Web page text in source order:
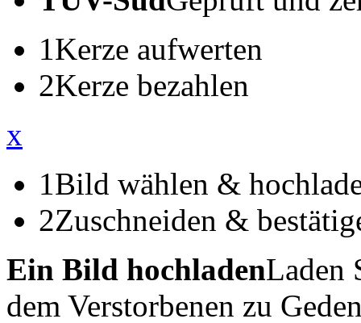
1Kerze aufwerten
2Kerze bezahlen
x
1Bild wählen &
2Zuschneiden &
Ein Bild hochladenLaden
dem Verstorbenen zu